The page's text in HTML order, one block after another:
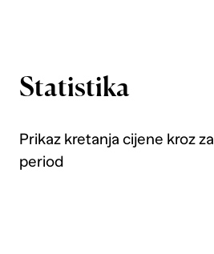
Statistika
Prikaz kretanja cijene kroz
period